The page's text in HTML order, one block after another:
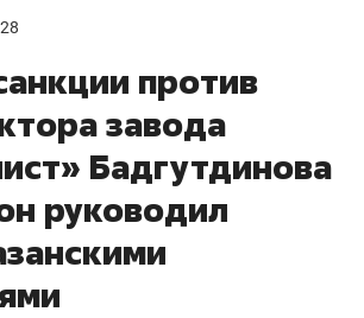
против
завода
Бадгутдинова
руководил